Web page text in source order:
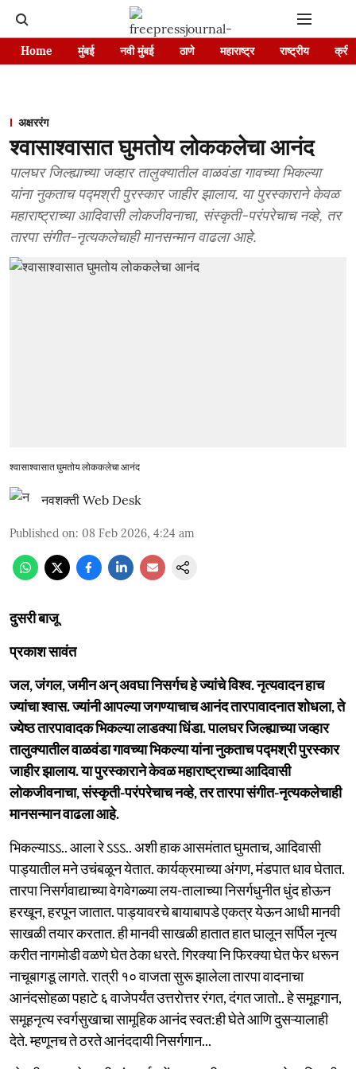
Home मुंबई नवी मुंबई ठाणे महाराष्ट्र राष्ट्रीय
अक्षररंग
श्वासाश्वासात घुमतोय लोककलेचा आनंद
पालघर जिल्ह्याच्या जव्हार तालुक्यातील वाळवंडा गावच्या भिकल्या
यांना नुकताच पद्मश्री पुरस्कार जाहीर झालाय. या पुरस्काराने केवळ
महाराष्ट्राच्या आदिवासी लोकजीवनाचा, संस्कृती-परंपरेचाच नव्हे, तर
तारपा संगीत-नृत्यकलेचाही मानसन्मान वाढला आहे.
श्वासाश्वासात घुमतोय लोककलेचा आनंद
नवशक्ती Web Desk
Published on: 08 Feb 2026, 4:24 am
दुसरी बाजू
प्रकाश सावंत
जल, जंगल, जमीन अन‌् अवघा निसर्गच हे ज्यांचे विश्व. नृत्यवादन हाच
ज्यांचा श्वास. ज्यांनी आपल्या जगण्याचाच आनंद तारपावादनात शोधला, ते
ज्येष्ठ तारपावादक भिकल्या लाडक्या धिंडा. पालघर जिल्ह्याच्या जव्हार
तालुक्यातील वाळवंडा गावच्या भिकल्या यांना नुकताच पद्मश्री पुरस्कार
जाहीर झालाय. या पुरस्काराने केवळ महाराष्ट्राच्या आदिवासी
लोकजीवनाचा, संस्कृती-परंपरेचाच नव्हे, तर तारपा संगीत-नृत्यकलेचाही
मानसन्मान वाढला आहे.
भिकल्याऽऽ.. आला रे ऽऽऽ.. अशी हाक आसमंतात घुमताच, आदिवासी
पाड्यातील मने उचंबळून येतात. कार्यक्रमाच्या अंगण, मंडपात धाव घेतात.
तारपा निसर्गवाद्याच्या वेगवेगळ्या लय-तालाच्या निसर्गधुनीत धुंद होऊन
हरखून, हरपून जातात. पाड्यावरचे बायाबापडे एकत्र येऊन आधी मानवी
साखळी तयार करतात. ही मानवी साखळी हातात हात घालून सर्पिल नृत्य
करीत नागमोडी वळणे घेत ठेका धरते. गिरक्या नि फिरक्या घेत फेर धरून
नाचूबागडू लागते. रात्री १० वाजता सुरू झालेला तारपा वादनाचा
आनंदसोहळा पहाटे ६ वाजेपर्यंत उत्तरोत्तर रंगत, दंगत जातो.. हे समूहगान,
समूहनृत्य स्वर्गसुखाचा सामूहिक आनंद स्वत:ही घेते आणि दुसऱ्यालाही
देते. म्हणूनच ते ठरते आनंददायी निसर्गगान...